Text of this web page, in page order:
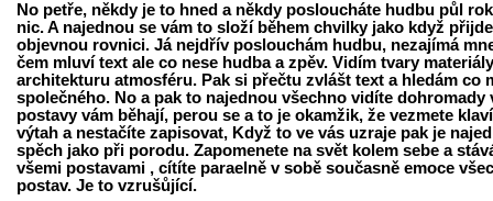
No petře, někdy je to hned a někdy posloucháte hudbu půl
nic. A najednou se vám to složí během chvilky jako když
objevnou rovnici. Já nejdřív poslouchám hudbu, nezajímá
čem mluví text ale co nese hudba a zpěv. Vidím tvary materiály
architekturu atmosféru. Pak si přečtu zvlášt text a hledám co
společného. No a pak to najednou všechno vidíte dohromady
postavy vám běhají, perou se a to je okamžik, že vezmete
výtah a nestačíte zapisovat, Když to ve vás uzraje pak je
spěch jako při porodu. Zapomenete na svět kolem sebe a
všemi postavami , cítíte paraelně v sobě současně emoce
postav. Je to vzrušůjící.